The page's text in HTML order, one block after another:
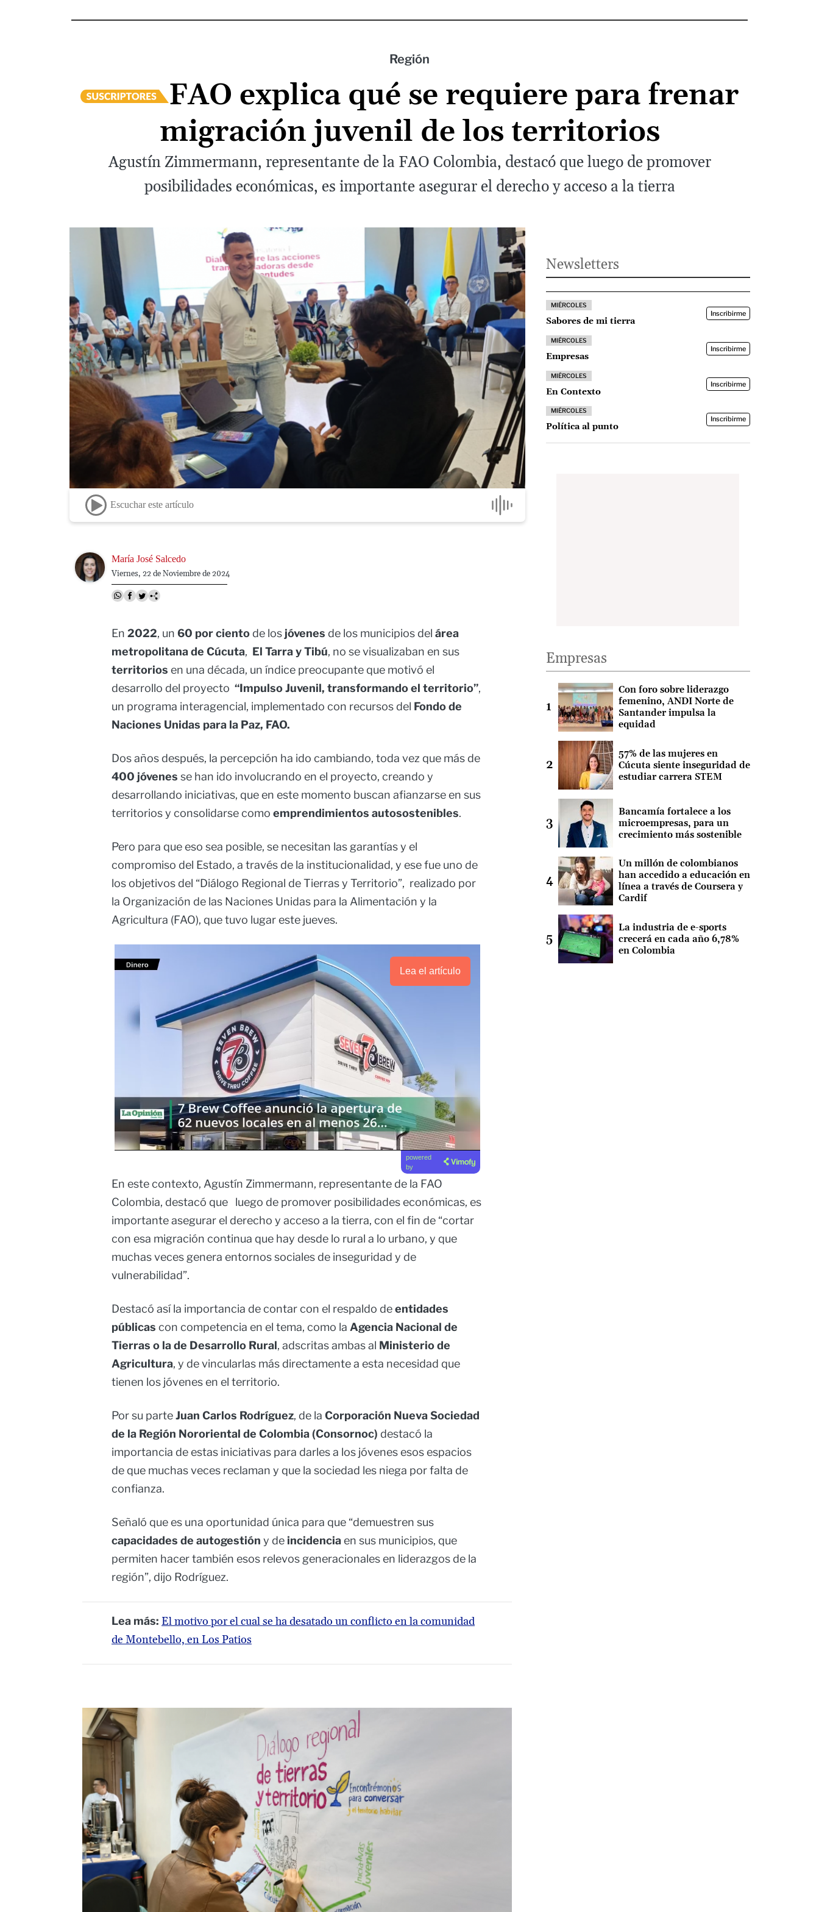
Región
FAO explica qué se requiere para frenar
migración juvenil de los territorios
Agustín Zimmermann, representante de la FAO Colombia, destacó que luego de promover
posibilidades económicas, es importante asegurar el derecho y acceso a la tierra
Escuchar este artículo
Image María José Salcedo
Viernes, 22 de Noviembre de 2024
En 2022, un 60 por cientode los jóvenes de los municipios del área
metropolitana de Cúcuta, El Tarra y Tibú, no se visualizaban en sus
territorios en una década, un índice preocupante que motivó el
desarrollo del proyecto “Impulso Juvenil, transformando el territorio”,
un programa interagencial, implementado con recursos del Fondo de
Naciones Unidas para la Paz, FAO.
Dos años después, la percepción ha ido cambiando, toda vez que más de
400 jóvenes se han ido involucrando en el proyecto, creando y
desarrollando iniciativas, que en este momento buscan afianzarse en sus
territorios y consolidarse como emprendimientos autosostenibles.
Pero para que eso sea posible, se necesitan las garantías y el
compromiso del Estado, a través de la institucionalidad, y ese fue uno de
los objetivos del “Diálogo Regional de Tierras y Territorio”, realizado por
la Organización de las Naciones Unidas para la Alimentación y la
Agricultura (FAO), que tuvo lugar este jueves.
Lea el artículo
powered
by
En este contexto, Agustín Zimmermann, representante de la FAO
Colombia, destacó que luego de promover posibilidades económicas, es
importante asegurar el derecho y acceso a la tierra, con el fin de “cortar
con esa migración continua que hay desde lo rural a lo urbano, y que
muchas veces genera entornos sociales de inseguridad y de
vulnerabilidad”.
Destacó así la importancia de contar con el respaldo deentidades
públicas con competencia en el tema, como la Agencia Nacional de
Tierras o la de Desarrollo Rural, adscritas ambas al Ministerio de
Agricultura, y de vincularlas más directamente a esta necesidad que
tienen los jóvenes en el territorio.
Por su parteJuan Carlos Rodríguez, de la Corporación Nueva Sociedad
de la Región Nororiental de Colombia (Consornoc) destacó la
importancia de estas iniciativas para darles a los jóvenes esos espacios
de que muchas veces reclaman y que la sociedad les niega por falta de
confianza.
Señaló que es una oportunidad única para que “demuestren sus
capacidades de autogestión y de incidenciaen sus municipios, que
permiten hacer también esos relevos generacionales en liderazgos de la
región”, dijo Rodríguez.
Lea más: El motivo por el cual se ha desatado un conflicto en la comunidad
de Montebello, en Los Patios
Newsletters
MIÉRCOLES
Sabores de mi tierra
Inscribirme
MIÉRCOLES
Empresas
Inscribirme
MIÉRCOLES
En Contexto
Inscribirme
MIÉRCOLES
Política al punto
Inscribirme
Empresas
Con foro sobre liderazgo
femenino, ANDI Norte de
Santander impulsa la
equidad
57% de las mujeres en
Cúcuta siente inseguridad de
estudiar carrera STEM
Bancamía fortalece a los
microempresas, para un
crecimiento más sostenible
Un millón de colombianos
han accedido a educación en
línea a través de Coursera y
Cardif
La industria de e-sports
crecerá en cada año 6,78%
en Colombia